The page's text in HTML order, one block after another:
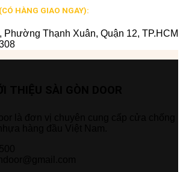
HÀNG GIAO NGAY):
Phường Thạnh Xuân, Quận 12, TP.HCM